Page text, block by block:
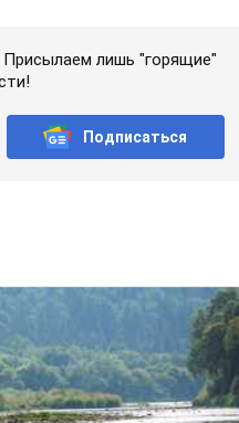
лишь "горящие"
Подписаться